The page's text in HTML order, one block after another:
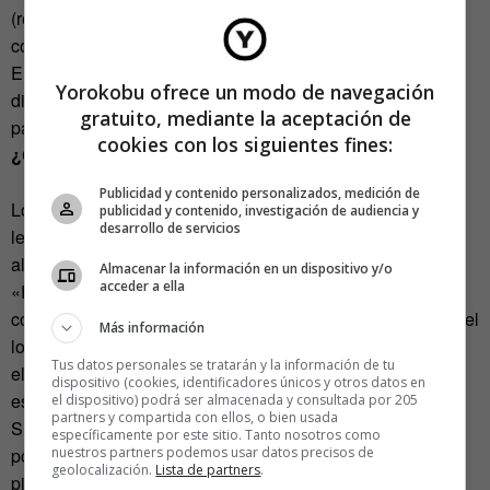
(revelaron que gastan más de 300 millones de dólares en
costes de sanidad para sus empleados en EEUU).
El logo podría ser el primer paso hacia un Starbucks
distinto. Uno que quizás tenga que sacrificar ciertas cosas
para seguir creciendo.
¿Qué piensan los expertos sobre el logo?
Los responsables deBrand New, uno de los blogs más
leídos sobre identidad corporativa en el mundo, han
alabado el logo:
«Es una evolución fantástica. Si comparas las imágenes
con el logo anterior, te das cuenta de lo recargado que era el
logo antiguo y lo superfluo que eran algunos de sus
elementos… Es una simplifiación perfecta sin perder la
esencia de la marca».
Sus lectores, casi todos diseñadores, lo reciben de forma
positiva. Muchos declaran no ser fans de la marca pero
piensan que está muy bien ejecutada. Otros agradecen la
Yorokobu ofrece un modo de navegación
gratuito, mediante la aceptación de
cookies con los siguientes fines:
Publicidad y contenido personalizados, medición de
publicidad y contenido, investigación de audiencia y
desarrollo de servicios
Almacenar la información en un dispositivo y/o
acceder a ella
Más información
Tus datos personales se tratarán y la información de tu
dispositivo (cookies, identificadores únicos y otros datos en
el dispositivo) podrá ser almacenada y consultada por 205
partners y compartida con ellos, o bien usada
específicamente por este sitio. Tanto nosotros como
nuestros partners podemos usar datos precisos de
geolocalización. Lista de partners.